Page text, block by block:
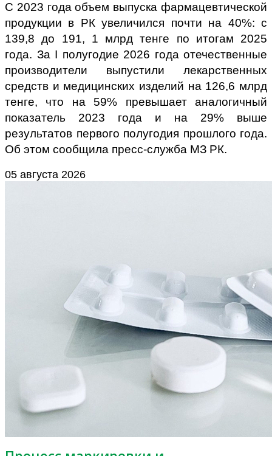
С 2023 года объем выпуска фармацевтической
продукции в РК увеличился почти на 40%: с
139,8 до 191, 1 млрд тенге по итогам 2025
года. За I полугодие 2026 года отечественные
производители выпустили лекарственных
средств и медицинских изделий на 126,6 млрд
тенге, что на 59% превышает аналогичный
показатель 2023 года и на 29% выше
результатов первого полугодия прошлого года.
Об этом сообщила пресс-служба МЗ РК.
05 августа 2026